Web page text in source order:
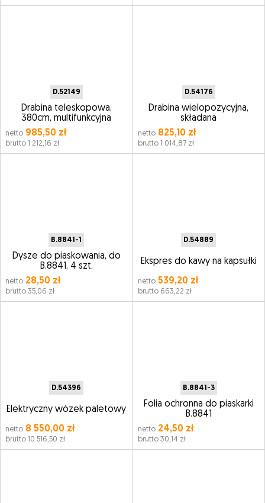
D.52149
Drabina teleskopowa,
380cm, multifunkcyjna
netto 985,50 zł
brutto 1 212,16 zł
D.54176
Drabina wielopozycyjna,
składana
netto825,10 zł
brutto 1 014,87 zł
B.8841-1
Dysze do piaskowania, do
B.8841, 4 szt.
netto 28,50 zł
brutto 35,06 zł
D.54889
Ekspres do kawy na kapsułki
netto539,20 zł
brutto 663,22 zł
D.54396
Elektryczny wózek paletowy
netto 8 550,00 zł
brutto 10 516,50 zł
B.8841-3
Folia ochronna do piaskarki
B.8841
netto24,50 zł
brutto 30,14 zł